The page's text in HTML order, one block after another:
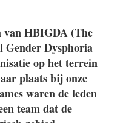
van HBIGDA (The
Dysphoria
op het terrein
plaats bij onze
waren de leden
team dat de